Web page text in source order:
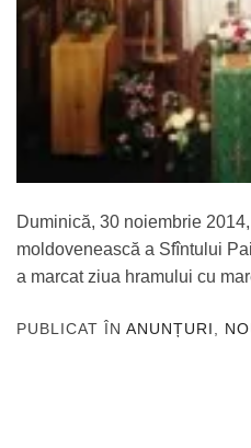
Duminică, 30 noiembrie
moldovenească a Sfîntului
a marcat ziua hramului cu
PUBLICAT ÎN ANUNȚURI